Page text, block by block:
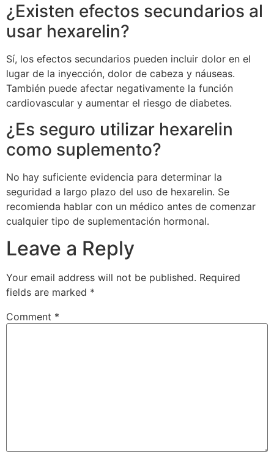
¿Existen efectos secundarios al
usar hexarelin?
Sí, los efectos secundarios pueden incluir dolor en el
lugar de la inyección, dolor de cabeza y náuseas.
También puede afectar negativamente la función
cardiovascular y aumentar el riesgo de diabetes.
¿Es seguro utilizar hexarelin
como suplemento?
No hay suficiente evidencia para determinar la
seguridad a largo plazo del uso de hexarelin. Se
recomienda hablar con un médico antes de comenzar
cualquier tipo de suplementación hormonal.
Leave a Reply
Your email address will not be published. Required
fields are marked *
Comment *